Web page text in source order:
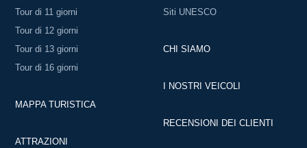
Tour di 11 giorni
Tour di 12 giorni
Tour di 13 giorni
Tour di 16 giorni
MAPPA TURISTICA
ATTRAZIONI
Siti UNESCO
CHI SIAMO
I NOSTRI VEICOLI
RECENSIONI DEI CLIENTI